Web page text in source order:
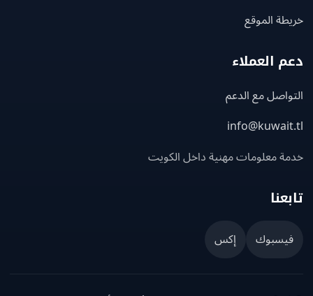
الموقع
العملاء
مع الدعم
معلومات مهنية داخل الكويت
إكس